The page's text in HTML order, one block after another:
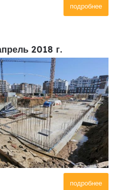
подробнее
2018 г.
подробнее